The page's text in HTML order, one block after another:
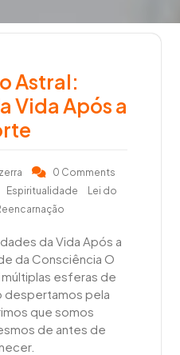
Astral:
Vida Após a
0 Comments
Espiritualidade
Lei do
da Vida Após a
da Consciência O
esferas de
despertamos pela
que somos
de antes de